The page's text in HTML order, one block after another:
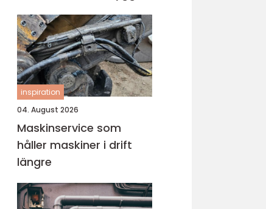
badrum
inspiration
04. August 2026
Maskinservice som
håller maskiner i drift
längre